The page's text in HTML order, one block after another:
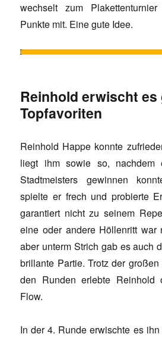
wechselt zum
Punkte mit. Eine gute Idee.
Reinhold erwischt es
Topfavoriten
Reinhold Happe konnte
liegt ihm sowie so,
Stadtmeisters gewinnen
spielte er frech und probierte
garantiert nicht zu seinem
eine oder andere Höllenritt war
aber unterm Strich gab es auch
brillante Partie. Trotz der
den Runden erlebte Reinhold
Flow.
In der 4. Runde erwischte es